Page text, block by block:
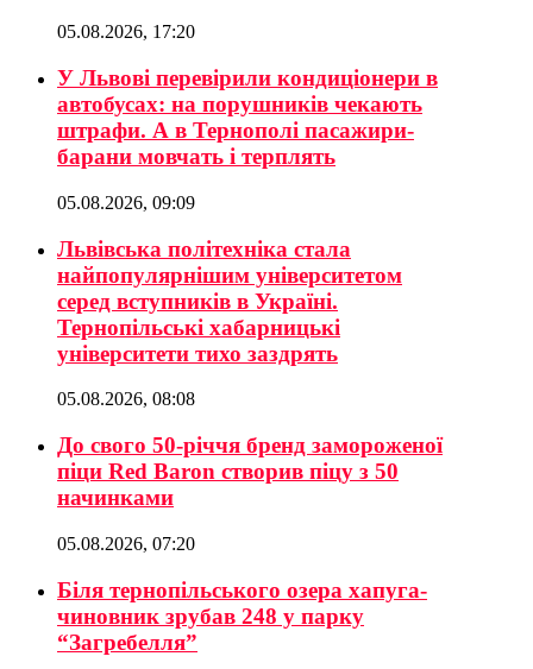
05.08.2026, 17:20
У Львові перевірили кондиціонери в
автобусах: на порушників чекають
штрафи. А в Тернополі пасажири-
барани мовчать і терплять
05.08.2026, 09:09
Львівська політехніка стала
найпопулярнішим університетом
серед вступників в Україні.
Тернопільські хабарницькі
університети тихо заздрять
05.08.2026, 08:08
До свого 50-річчя бренд замороженої
піци Red Baron створив піцу з 50
начинками
05.08.2026, 07:20
Біля тернопільського озера хапуга-
чиновник зрубав 248 у парку
“Загребелля”